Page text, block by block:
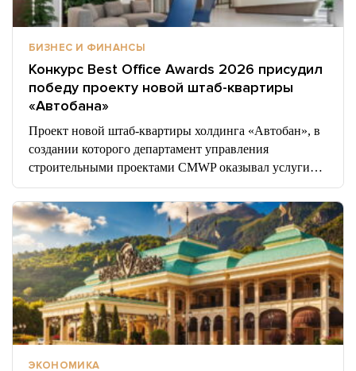
БИЗНЕС И ФИНАНСЫ
Конкурс Best Office Awards 2026 присудил
победу проекту новой штаб-квартиры
«Автобана»
Проект новой штаб-квартиры холдинга «Автобан», в
создании которого департамент управления
строительными проектами CMWP оказывал услуги…
ЭКОНОМИКА